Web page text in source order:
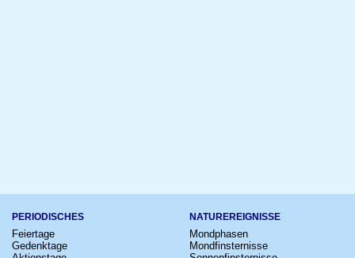
PERIODISCHES
Feiertage
Gedenktage
NATUREREIGNISSE
Mondphasen
Mondfinsternisse